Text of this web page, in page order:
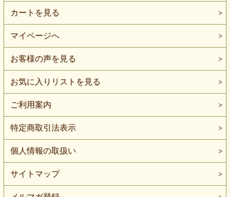
カートを見る
マイページへ
お客様の声を見る
お気に入りリストを見る
ご利用案内
特定商取引法表示
個人情報の取扱い
サイトマップ